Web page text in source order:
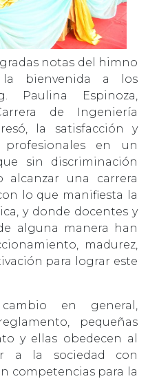
notas del himno
la bienvenida a los
Paulina Espinoza,
de Ingeniería
la satisfacción y
en un
sin discriminación
una carrera
lo que manifiesta la
y donde docentes y
alguna manera han
madurez,
para lograr este
en general,
pequeñas
y ellas obedecen al
a la sociedad con
competencias para la